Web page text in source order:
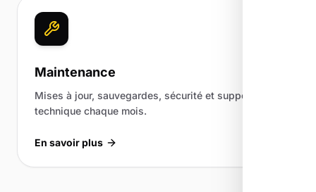
Maintenance
Mises à jour, sauvegardes, sécurité et support
technique chaque mois.
En savoir plus